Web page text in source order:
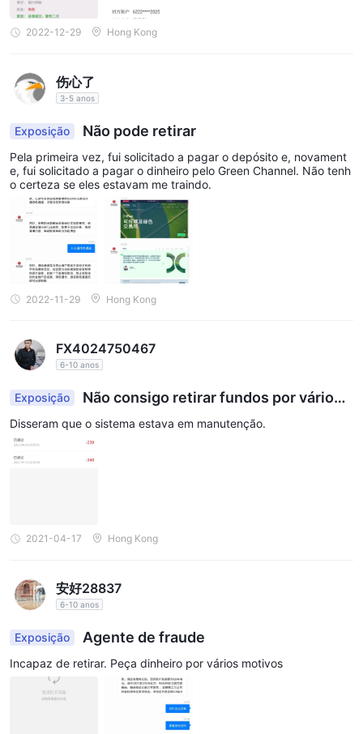
2022-12-29 Hong Kong
伤心了
3-5 anos
Exposição Não pode retirar
Pela primeira vez, fui solicitado a pagar o depósito e, novament
e, fui solicitado a pagar o dinheiro pelo Green Channel. Não tenh
o certeza se eles estavam me traindo.
2022-11-29 Hong Kong
FX4024750467
6-10 anos
Exposição
Não consigo retirar fundos por vários
dias
Disseram que o sistema estava em manutenção.
2021-04-17 Hong Kong
安好28837
6-10 anos
Exposição Agente de fraude
Incapaz de retirar. Peça dinheiro por vários motivos